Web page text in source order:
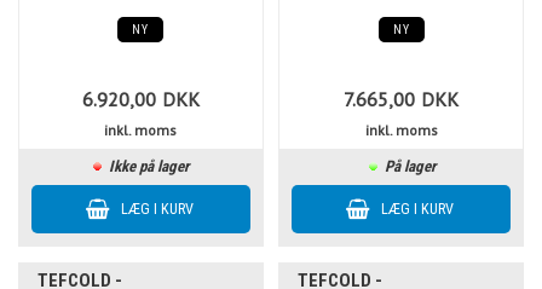
NY
6.920,00 DKK
inkl. moms
Ikke på lager
NY
7.665,00 DKK
inkl. moms
På lager
TEFCOLD -
TEFCOLD -